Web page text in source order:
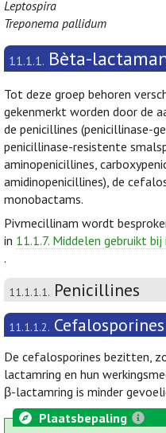
Leptospira
Treponema pallidum
11.1.1. Bèta-
Tot deze groep behoren
gekenmerkt worden door de
de penicillines (penicillinase-
penicillinase-resistente
aminopenicillines,
amidinopenicillines), de
monobactams.
Pivmecillinam wordt
in 11.1.7. Middelen gebruikt
.
11.1.1.1. Penicillines
11.1.1.2. Cefalosporines
De cefalosporines bezitten,
lactamring en hun
β-lactamring is minder
Plaatsbepaling